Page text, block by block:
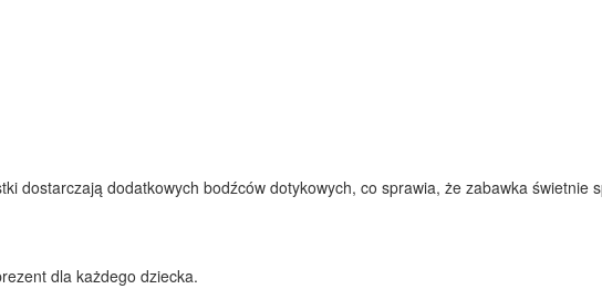
dostarczają dodatkowych bodźców dotykowych, co sprawia, że zabawka świetnie
dla każdego dziecka.